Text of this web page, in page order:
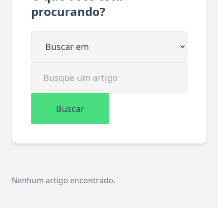
procurando?
Buscar
Nenhum artigo encontrado.